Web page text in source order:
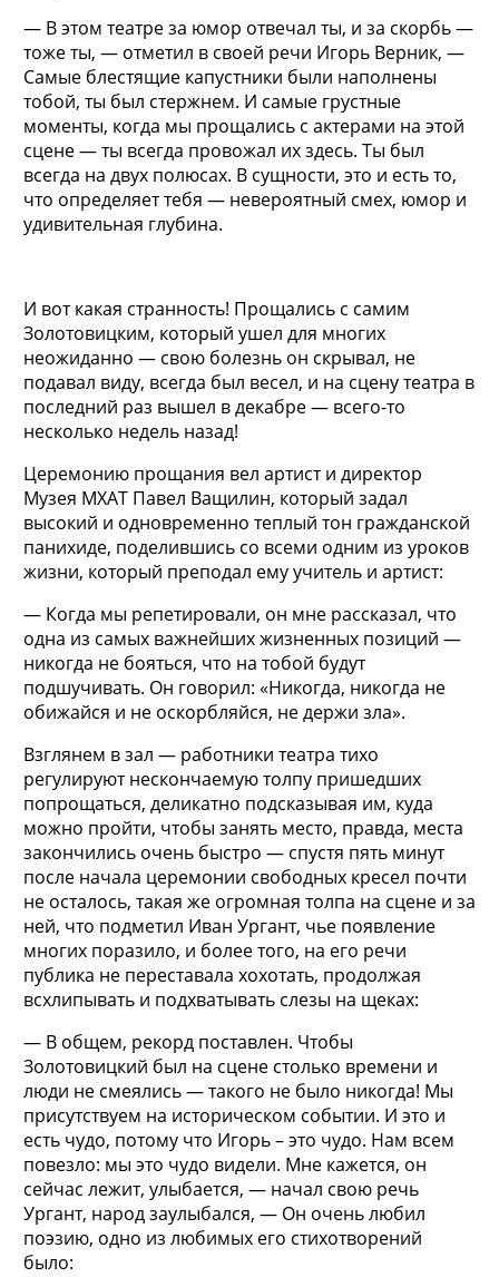
— В этом театре за юмор отвечал ты, и за скорбь —
тоже ты, — отметил в своей речи Игорь Верник, —
Самые блестящие капустники были наполнены
тобой, ты был стержнем. И самые грустные
моменты, когда мы прощались с актерами на этой
сцене — ты всегда провожал их здесь. Ты был
всегда на двух полюсах. В сущности, это и есть то,
что определяет тебя — невероятный смех, юмор и
удивительная глубина.
И вот какая странность! Прощались с самим
Золотовицким, который ушел для многих
неожиданно — свою болезнь он скрывал, не
подавал виду, всегда был весел, и на сцену театра в
последний раз вышел в декабре — всего-то
несколько недель назад!
Церемонию прощания вел артист и директор
Музея МХАТ Павел Ващилин, который задал
высокий и одновременно теплый тон гражданской
панихиде, поделившись со всеми одним из уроков
жизни, который преподал ему учитель и артист:
— Когда мы репетировали, он мне рассказал, что
одна из самых важнейших жизненных позиций —
никогда не бояться, что на тобой будут
подшучивать. Он говорил: «Никогда, никогда не
обижайся и не оскорбляйся, не держи зла».
Взглянем в зал — работники театра тихо
регулируют нескончаемую толпу пришедших
попрощаться, деликатно подсказывая им, куда
можно пройти, чтобы занять место, правда, места
закончились очень быстро — спустя пять минут
после начала церемонии свободных кресел почти
не осталось, такая же огромная толпа на сцене и за
ней, что подметил Иван Ургант, чье появление
многих поразило, и более того, на его речи
публика не переставала хохотать, продолжая
всхлипывать и подхватывать слезы на щеках:
— В общем, рекорд поставлен. Чтобы
Золотовицкий был на сцене столько времени и
люди не смеялись — такого не было никогда! Мы
присутствуем на историческом событии. И это и
есть чудо, потому что Игорь – это чудо. Нам всем
повезло: мы это чудо видели. Мне кажется, он
сейчас лежит, улыбается, — начал свою речь
Ургант, народ заулыбался, — Он очень любил
поэзию, одно из любимых его стихотворений
было: